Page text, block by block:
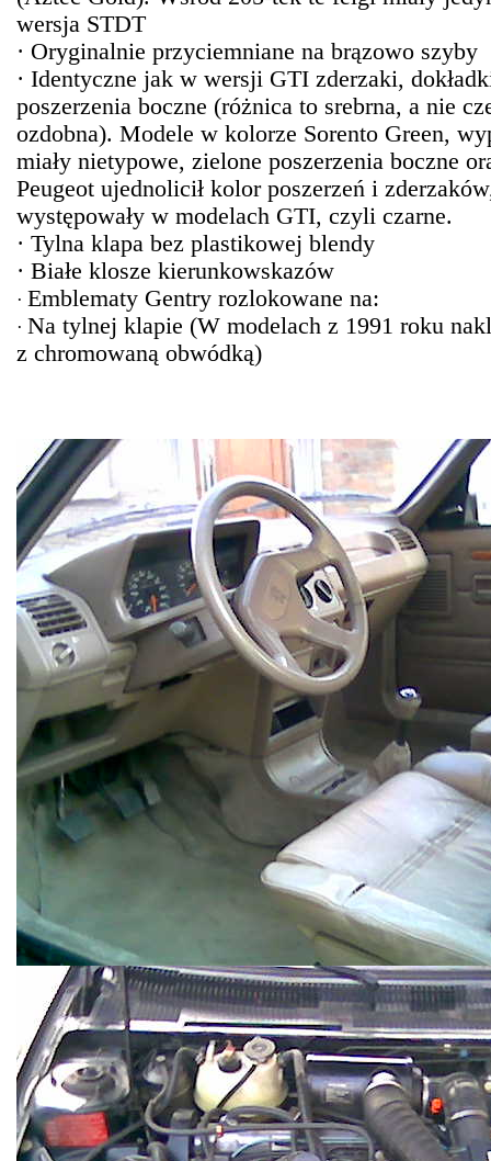
wersja STDT
· Oryginalnie przyciemniane na brązowo szyby
· Identyczne jak w wersji GTI zderzaki,
poszerzenia boczne (różnica to srebrna, a nie
ozdobna). Modele w kolorze Sorento Green,
miały nietypowe, zielone poszerzenia boczne
Peugeot ujednolicił kolor poszerzeń i
występowały w modelach GTI, czyli czarne.
· Tylna klapa bez plastikowej blendy
· Białe klosze kierunkowskazów
· Emblematy Gentry rozlokowane na:
· Na tylnej klapie (W modelach z 1991 roku
z chromowaną obwódką)